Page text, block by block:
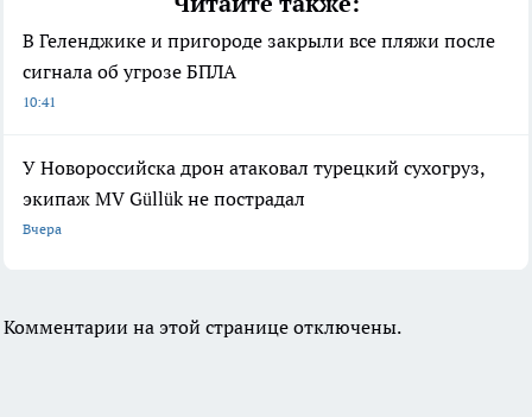
В Геленджике и пригороде закрыли все пляжи после
сигнала об угрозе БПЛА
10:41
У Новороссийска дрон атаковал турецкий сухогруз,
экипаж MV Güllük не пострадал
Вчера
Комментарии на этой странице отключены.